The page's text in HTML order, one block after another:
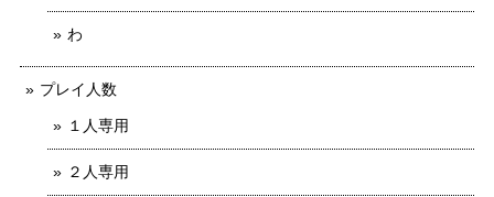
わ
プレイ人数
１人専用
２人専用